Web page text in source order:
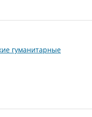
гуманитарные